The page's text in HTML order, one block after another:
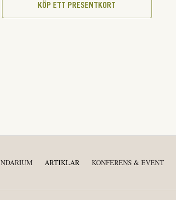
KÖP ETT PRESENTKORT
ARTIKLAR KONFERENS & EVENT